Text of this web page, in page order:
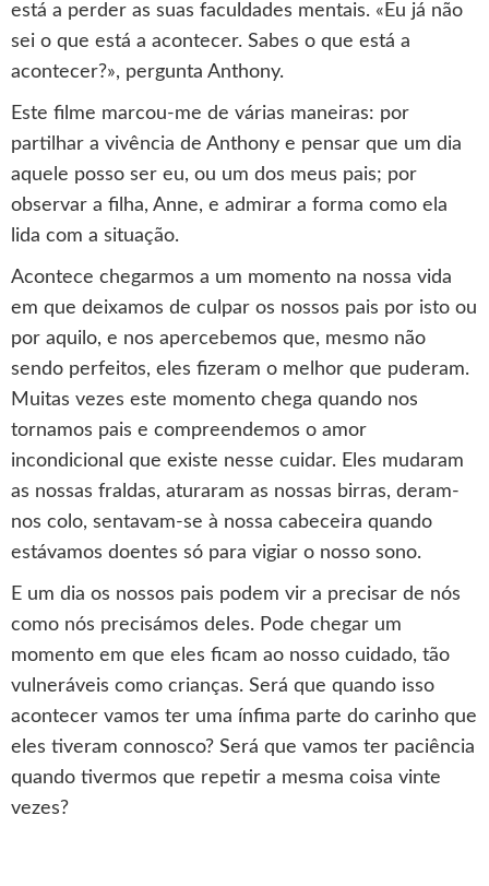
está a perder as suas faculdades mentais. «Eu já não
sei o que está a acontecer. Sabes o que está a
acontecer?», pergunta Anthony.
Este filme marcou-me de várias maneiras: por
partilhar a vivência de Anthony e pensar que um dia
aquele posso ser eu, ou um dos meus pais; por
observar a filha, Anne, e admirar a forma como ela
lida com a situação.
Acontece chegarmos a um momento na nossa vida
em que deixamos de culpar os nossos pais por isto ou
por aquilo, e nos apercebemos que, mesmo não
sendo perfeitos, eles fizeram o melhor que puderam.
Muitas vezes este momento chega quando nos
tornamos pais e compreendemos o amor
incondicional que existe nesse cuidar. Eles mudaram
as nossas fraldas, aturaram as nossas birras, deram-
nos colo, sentavam-se à nossa cabeceira quando
estávamos doentes só para vigiar o nosso sono.
E um dia os nossos pais podem vir a precisar de nós
como nós precisámos deles. Pode chegar um
momento em que eles ficam ao nosso cuidado, tão
vulneráveis como crianças. Será que quando isso
acontecer vamos ter uma ínfima parte do carinho que
eles tiveram connosco? Será que vamos ter paciência
quando tivermos que repetir a mesma coisa vinte
vezes?